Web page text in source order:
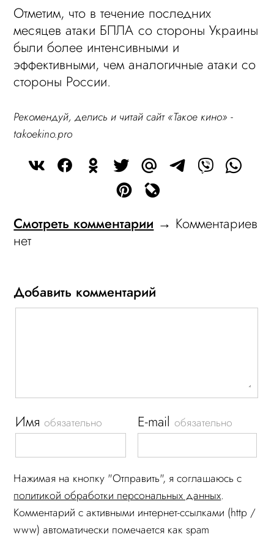
Отметим, что в течение последних
месяцев атаки БПЛА со стороны Украины
были более интенсивными и
эффективными, чем аналогичные атаки со
стороны России.
Рекомендуй, делись и читай сайт «Такое кино» -
takoekino.pro
Смотреть комментарии → Комментариев
нет
Добавить комментарий
Имяобязательно E-mailобязательно
Нажимая на кнопку "Отправить", я соглашаюсь c
политикой обработки персональных данных.
Комментарий c активными интернет-ссылками (http /
www) автоматически помечается как spam